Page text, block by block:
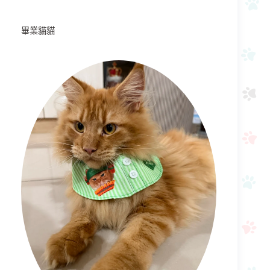
畢業貓貓